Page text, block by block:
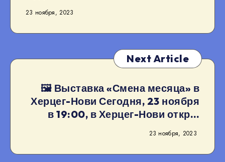
23 ноября, 2023
Next Article
🖼 Выставка «Смена месяца» в
Херцег-Нови Сегодня, 23 ноября
в 19:00, в Херцег-Нови откр…
23 ноября, 2023